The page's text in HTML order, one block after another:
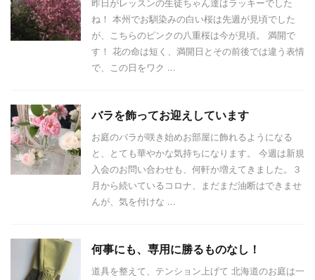
昨日がレッスンの生徒ちゃん達はラッキーでした
ね！ 本州でお馴染みの白い桜は先週が見頃でした
が、こちらのピンクの八重桜は今が見頃。 満開で
す！ 花の命は短く、満開日とその前後では違う表情
で、この日をワク ...
バラを飾ってお迎えしています
お庭のバラが咲き始めお部屋に飾れるようになる
と、とても華やかな気持ちになります。 今週は新規
入会のお問い合わせも、何軒か増えてきました。３
月から続いているコロナ、まだまだ油断はできませ
んが、気を付けな ...
何事にも、専用に勝るものなし！
道具を整えて、テンション上げて 北海道のお庭は一